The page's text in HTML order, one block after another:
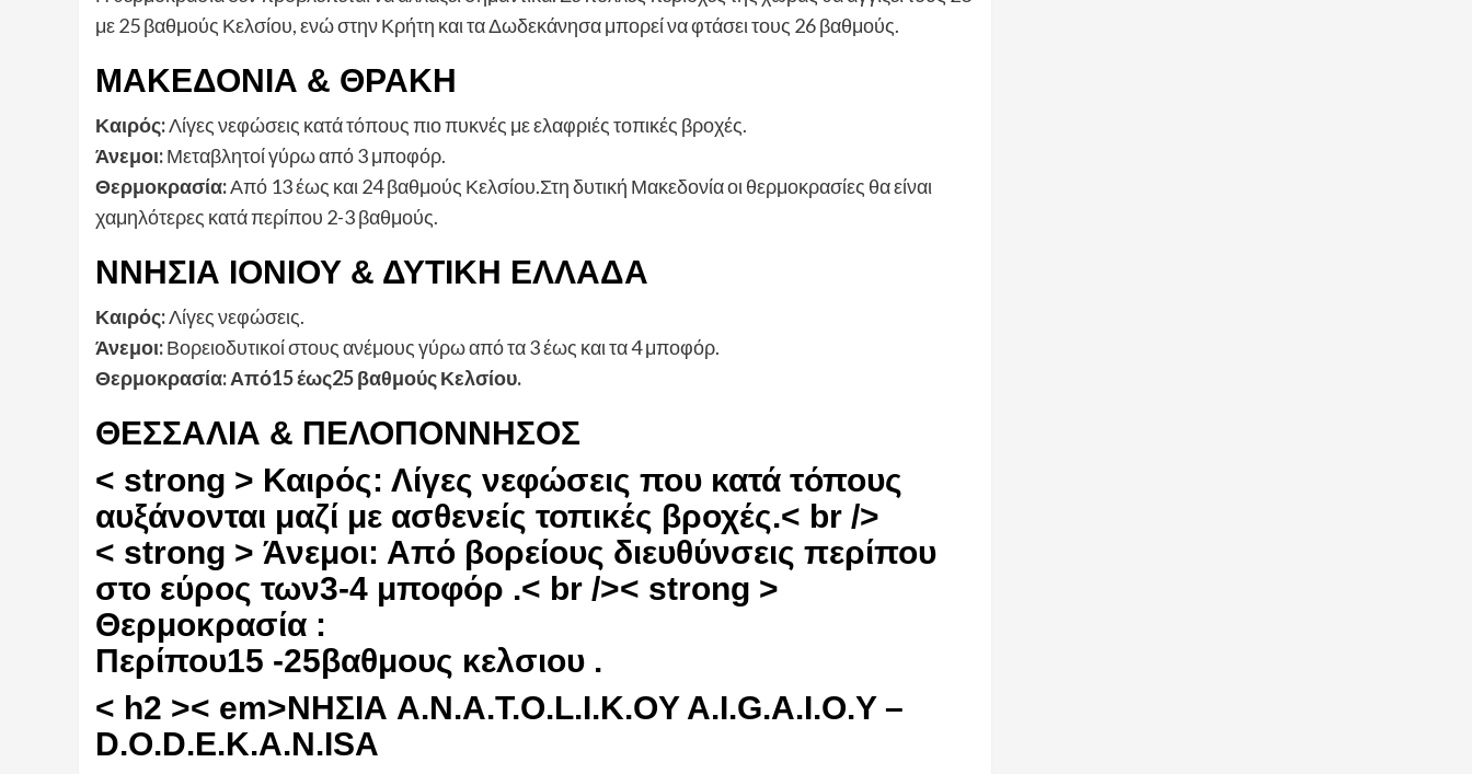
με 25 βαθμούς Κελσίου, ενώ στην Κρήτη και τα Δωδεκάνησα μπορεί να φτάσει τους 26 βαθμούς.
ΜΑΚΕΔΟΝΙΑ & ΘΡΑΚΗ
Καιρός:Λίγες νεφώσεις κατά τόπους πιο πυκνές με ελαφριές τοπικές βροχές.
Άνεμοι:Μεταβλητοί γύρω από 3 μποφόρ.
Θερμοκρασία:Από 13 έως και 24 βαθμούς Κελσίου.Στη δυτική Μακεδονία οι θερμοκρασίες θα είναι
χαμηλότερες κατά περίπου 2-3 βαθμούς.
NNΗΣΙΑ ΙΟΝΙΟΥ & ΔΥΤΙΚΗ ΕΛΛΑΔΑ
Καιρός:Λίγες νεφώσεις.
Άνεμοι:Βορειοδυτικοί στους ανέμους γύρω από τα 3 έως και τα 4 μποφόρ.
Θερμοκρασία:Από15 έως25 βαθμούς Κελσίου.
ΘΕΣΣΑΛΙΑ & ΠΕΛΟΠΟΝΝΗΣΟΣ
< strong > Καιρός: Λίγες νεφώσεις που κατά τόπους
αυξάνονται μαζί με ασθενείς τοπικές βροχές.< br />
< strong > Άνεμοι: Από βορείους διευθύνσεις περίπου
στο εύρος των3-4 μποφόρ .< br />< strong >
Θερμοκρασία :
Περίπου15 -25βαθμους κελσιου .
< h2 >< em>NΗΣΙΑ A.N.A.T.O.L.I.K.OY A.I.G.A.I.O.Y –
D.O.D.E.K.A.N.ISA